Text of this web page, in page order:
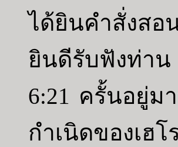
ได้ยินคำสั่งสอ
ยินดีรับฟังท่าน
6:21 ครั้นอยู่ม
กำเนิดของเฮ